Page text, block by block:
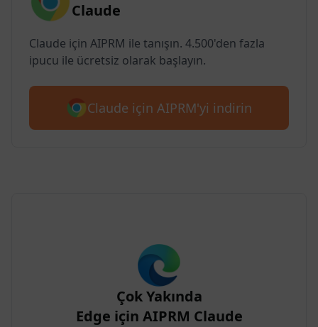
Claude
Claude için AIPRM ile tanışın. 4.500'den fazla
ipucu ile ücretsiz olarak başlayın.
Claude için AIPRM'yi indirin
Çok Yakında
Edge için AIPRM Claude